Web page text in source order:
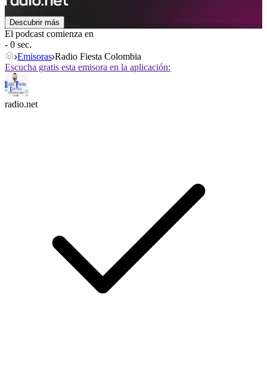
Descubrir más
El podcast comienza en
- 0 sec.
Emisoras Radio Fiesta Colombia
Escucha gratis esta emisora en la aplicación:
radio.net